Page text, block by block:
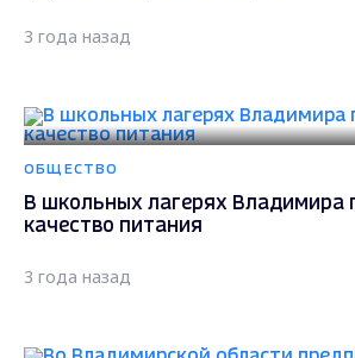
3 года назад
ОБЩЕСТВО
В школьных лагерях Владимира
качество питания
3 года назад